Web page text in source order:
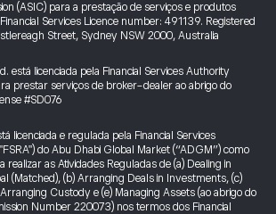
(ASIC) para a prestação de serviços e produtos
Services Licence number: 491139. Registered
Street, Sydney NSW 2000, Australia
está licenciada pela Financial Services Authority
prestar serviços de broker-dealer ao abrigo do
#SD076
licenciada e regulada pela Financial Services
do Abu Dhabi Global Market (“ADGM”) como
realizar as Atividades Reguladas de (a) Dealing in
(Matched), (b) Arranging Deals in Investments, (c)
Custody e (e) Managing Assets (ao abrigo do
Number 220073) nos termos dos Financial